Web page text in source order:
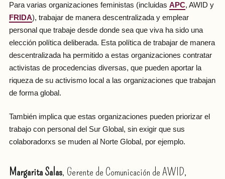
Para varias organizaciones feministas (incluidas APC, AWID y
FRIDA), trabajar de manera descentralizada y emplear
personal que trabaje desde donde sea que viva ha sido una
elección política deliberada. Esta política de trabajar de manera
descentralizada ha permitido a estas organizaciones contratar
activistas de procedencias diversas, que pueden aportar la
riqueza de su activismo local a las organizaciones que trabajan
de forma global.
También implica que estas organizaciones pueden priorizar el
trabajo con personal del Sur Global, sin exigir que sus
colaboradorxs se muden al Norte Global, por ejemplo.
Margarita Salas, Gerente de Comunicación de AWID,